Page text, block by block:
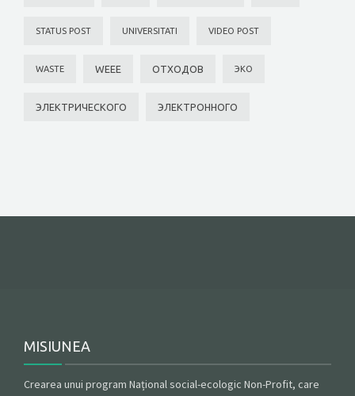
STATUS POST UNIVERSITATI VIDEO POST
WASTE WEEE ОТХОДОВ ЭКО
ЭЛЕКТРИЧЕСКОГО ЭЛЕКТРОННОГО
MISIUNEA
Crearea unui program Național social-ecologic Non-Profit, care